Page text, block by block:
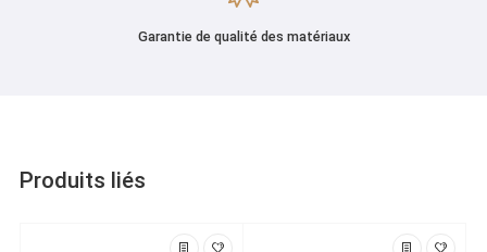
Garantie de qualité des matériaux
Produits liés